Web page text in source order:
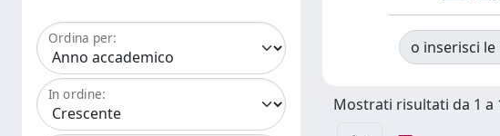
Ordina per:
In ordine:
o inserisci le
Mostrati risultati da 1 a